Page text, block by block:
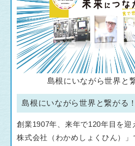
島根にいながら世界と
島根にいながら世界と繋がる！
創業1907年、来年で120年目を迎
株式会社（わかめしょくひん）」